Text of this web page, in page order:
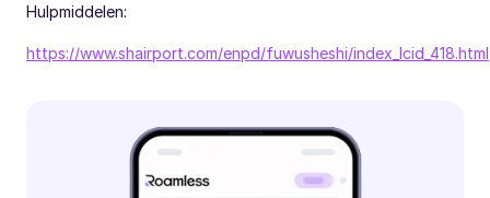
Hulpmiddelen:
https://www.shairport.com/enpd/fuwusheshi/index_lcid_418.html